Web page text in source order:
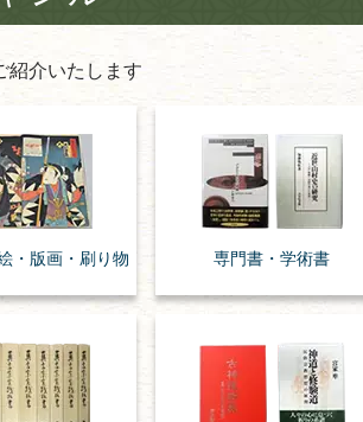
紹介いたします
・ 版画・刷り物 専門書・ 学術書